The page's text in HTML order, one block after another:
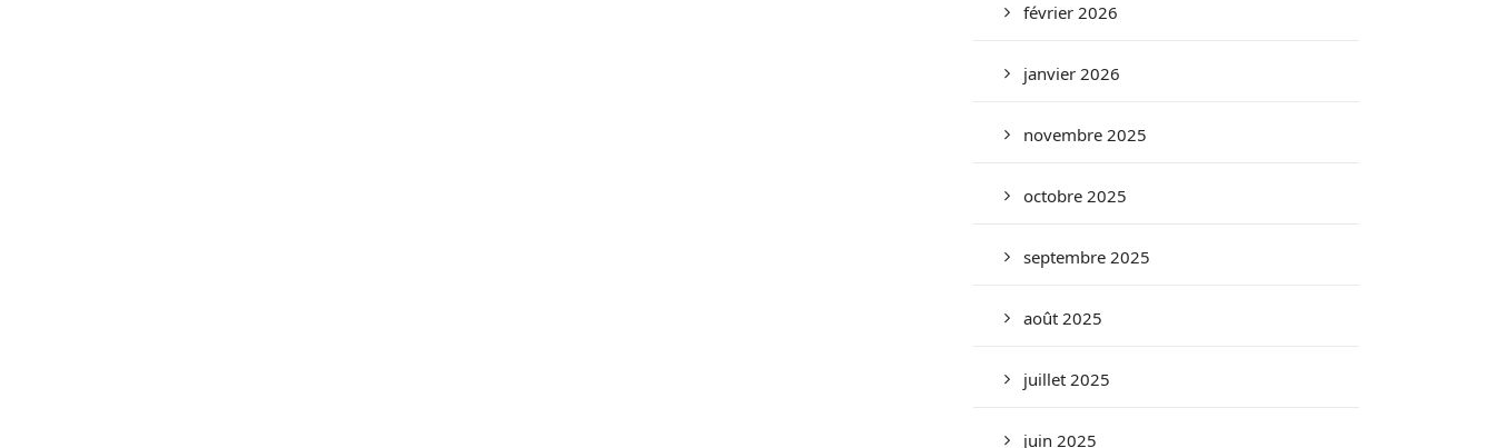
février 2026
janvier 2026
novembre 2025
octobre 2025
septembre 2025
août 2025
juillet 2025
juin 2025